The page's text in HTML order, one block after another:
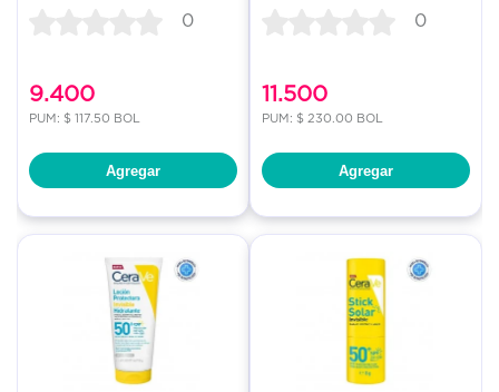
0
9.400
PUM: $ 117.50 BOL
Agregar
0
11.500
PUM: $ 230.00 BOL
Agregar